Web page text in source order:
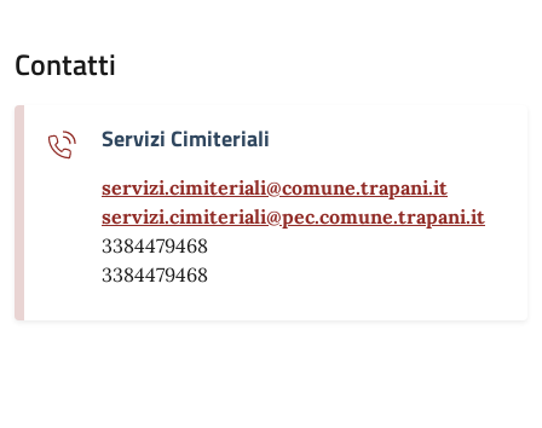
Contatti
Servizi Cimiteriali
servizi.cimiteriali@comune.trapani.it
servizi.cimiteriali@pec.comune.trapani.it
3384479468
3384479468